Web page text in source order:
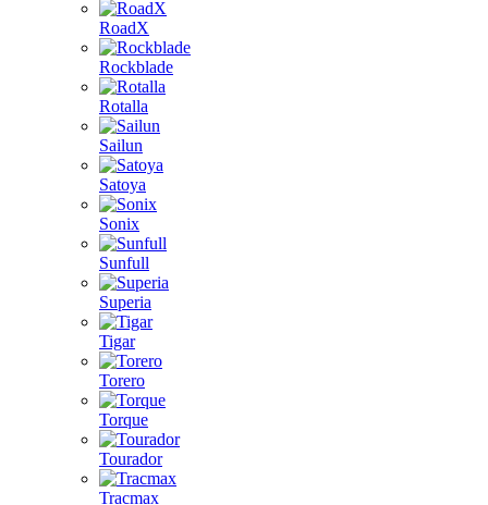
RoadX
Rockblade
Rotalla
Sailun
Satoya
Sonix
Sunfull
Superia
Tigar
Torero
Torque
Tourador
Tracmax